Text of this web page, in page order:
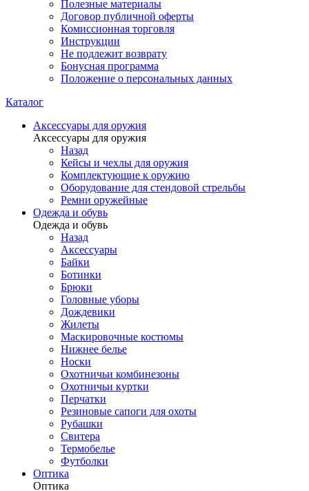
Полезные материалы
Договор публичной оферты
Комиссионная торговля
Инструкции
Не подлежит возврату
Бонусная программа
Положение о персональных данных
Каталог
Аксессуары для оружия
Аксессуары для оружия
Назад
Кейсы и чехлы для оружия
Комплектующие к оружию
Оборудование для стендовой стрельбы
Ремни оружейные
Одежда и обувь
Одежда и обувь
Назад
Аксессуары
Байки
Ботинки
Брюки
Головные уборы
Дождевики
Жилеты
Маскировочные костюмы
Нижнее белье
Носки
Охотничьи комбинезоны
Охотничьи куртки
Перчатки
Резиновые сапоги для охоты
Рубашки
Свитера
Термобелье
Футболки
Оптика
Оптика